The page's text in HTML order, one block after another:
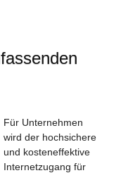
Für Unternehmen
wird der hochsichere
und kosteneffektive
Internetzugang für